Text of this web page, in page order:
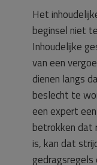
Het
beginsel niet
Inhoudelijke
van een
dienen langs
beslecht te
een expert
betrokken dat
is, kan dat